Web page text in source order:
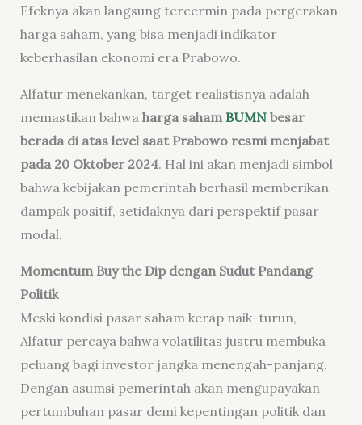
Efeknya akan langsung tercermin pada pergerakan
harga saham, yang bisa menjadi indikator
keberhasilan ekonomi era Prabowo.
Alfatur menekankan, target realistisnya adalah
memastikan bahwa harga saham BUMNbesar
berada di atas level saat Prabowo resmi menjabat
pada 20 Oktober 2024. Hal ini akan menjadi simbol
bahwa kebijakan pemerintah berhasil memberikan
dampak positif, setidaknya dari perspektif pasar
modal.
Momentum Buy the Dip dengan Sudut Pandang
Politik
Meski kondisi pasar saham kerap naik-turun,
Alfatur percaya bahwa volatilitas justru membuka
peluang bagi investor jangka menengah-panjang.
Dengan asumsi pemerintah akan mengupayakan
pertumbuhan pasar demi kepentingan politik dan